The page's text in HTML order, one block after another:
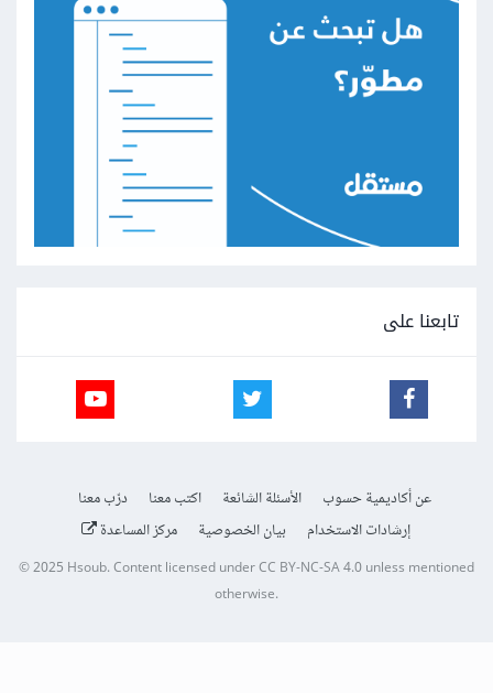
تابعنا على
عن أكاديمية حسوب الأسئلة الشائعة اكتب معنا
درّب معنا
إرشادات الاستخدام
بيان الخصوصية مركز المساعدة
© 2025 Hsoub.Content licensed underCC BY-NC-SA 4.0unless mentioned
otherwise.